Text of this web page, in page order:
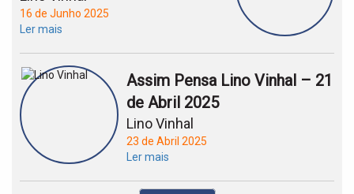
16 de Junho 2025
Ler mais
Assim Pensa Lino Vinhal – 21
de Abril 2025
Lino Vinhal
23 de Abril 2025
Ler mais